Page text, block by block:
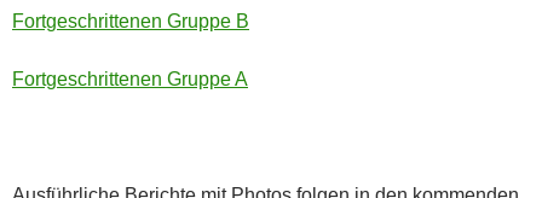
Fortgeschrittenen Gruppe B
Fortgeschrittenen Gruppe A